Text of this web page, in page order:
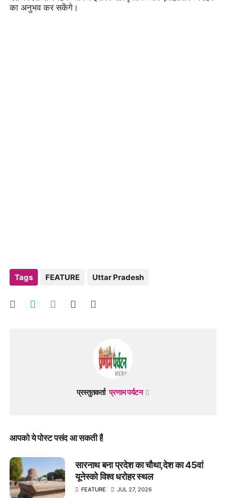
का अनुभव कर सकेंगे।
Tags FEATURE Uttar Pradesh
प्रस्तुतकर्ता प्रणाम पर्यटन
आपको ये पोस्ट पसंद आ सकती हैं
सारनाथ बना प्रदेश का चौथा,देश का 45वां
यूनेस्को विश्व धरोहर स्थल
FEATURE JUL 27, 2026